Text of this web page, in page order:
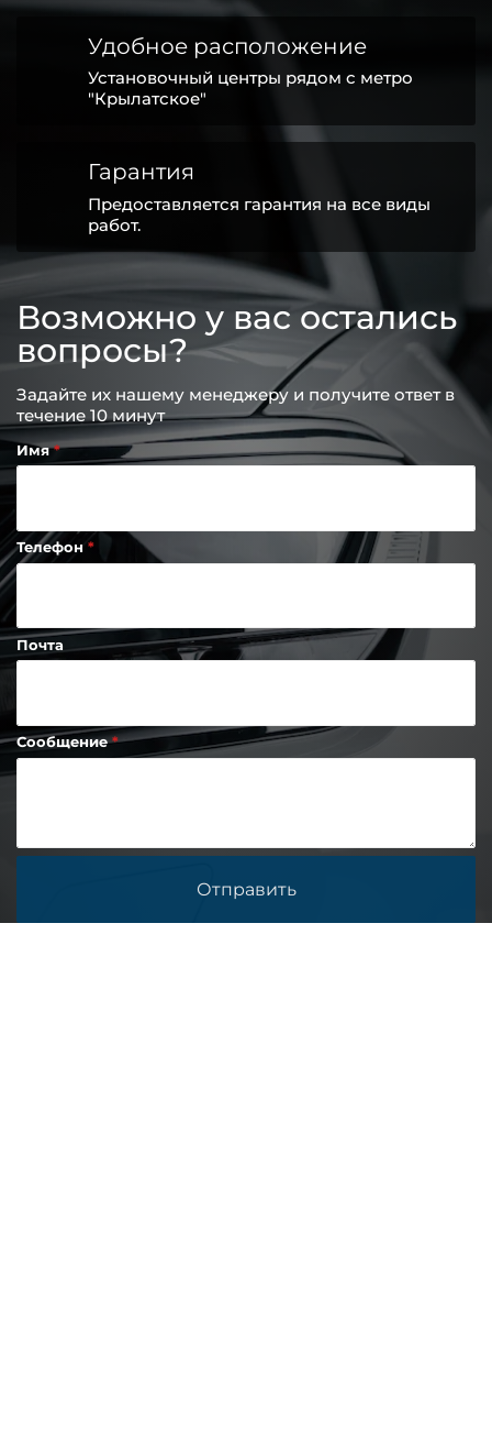
Удобное расположение
Установочный центры рядом с метро
"Крылатское"
Гарантия
Предоставляется гарантия на все виды
работ.
Возможно у вас остались
вопросы?
Задайте их нашему менеджеру и получите ответ в
течение 10 минут
Имя
Телефон
Почта
Сообщение